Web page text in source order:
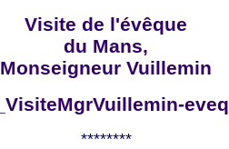
Visite de l'évêque
du Mans,
Monseigneur Vuillemin
********